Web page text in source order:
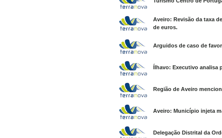
Aveiro: Revisão da taxa
de euros.
Arguidos de caso de
Ílhavo: Executivo analisa
Região de Aveiro
Aveiro: Município injeta
Delegação Distrital da